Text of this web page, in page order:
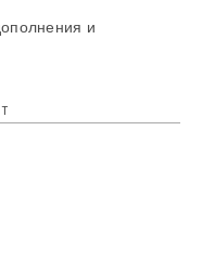
и